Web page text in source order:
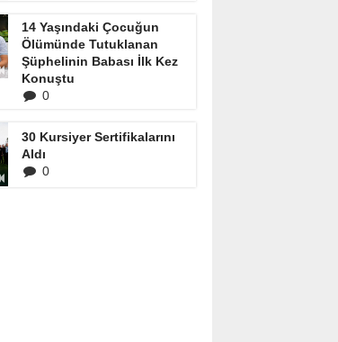
14 Yaşındaki Çocuğun
Ölümünde Tutuklanan
Şüphelinin Babası İlk Kez
Konuştu
0
30 Kursiyer Sertifikalarını
Aldı
0